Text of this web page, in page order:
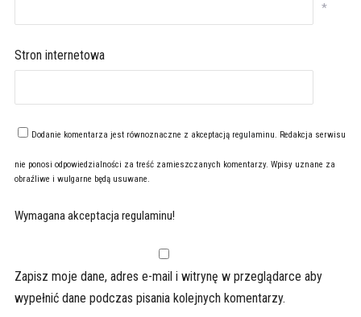
*
Stron internetowa
Dodanie komentarza jest równoznaczne z akceptacją regulaminu. Redakcja serwisu
nie ponosi odpowiedzialności za treść zamieszczanych komentarzy. Wpisy uznane za
obraźliwe i wulgarne będą usuwane.
Wymagana akceptacja regulaminu!
Zapisz moje dane, adres e-mail i witrynę w przeglądarce aby
wypełnić dane podczas pisania kolejnych komentarzy.